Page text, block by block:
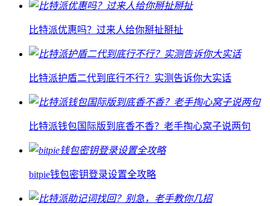
比特派优惠吗？过来人给你掰扯掰扯
比特派护盾二代到底行不行？实测告诉你大实话
比特派钱包国际版到底香不香？老手掏心窝子说两句
bitpie钱包密钥登录设置全攻略